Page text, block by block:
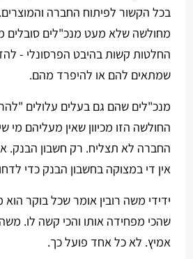
בכל הקשור לפיתוח החברה
מחולשה שלא מעט מנכ"לים סובלים
החלטות קשות בהיבט הפרסונלי -
שמתאים להם או להיפרד מהם.
מנכ"לים שהם גם בעלים עלולים
החולשה הזו מכיוון שאין מעליהם מי
החברה לא תצליח. רק חשבון
אין די במצוקה בחשבון הבנק כדי
ידידי משה רובין אומר שכל בוקר
שהכי מפחידה אותו והכי קשה לו.
אמיץ. לא כל אחד פועל כך.